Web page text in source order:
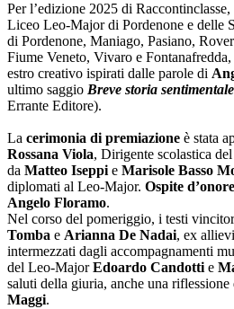
Per l’edizione 2025 di
Liceo Leo-Major di Pordenone e delle
di Pordenone, Maniago, Pasiano,
Fiume Veneto, Vivaro e
estro creativo ispirati dalle parole di
ultimo saggio Breve storia
Errante Editore).
La cerimonia di premiazione è stata
Rossana Viola, Dirigente scolastica
da Matteo Iseppi e Marisole Basso
diplomati al Leo-Major. Ospite d’onore
Angelo Floramo.
Nel corso del pomeriggio, i testi
Tomba e Arianna De Nadai, ex
intermezzati dagli accompagnamenti
del Leo-MajorEdoardo Candotti e
saluti della giuria, anche una
Maggi.